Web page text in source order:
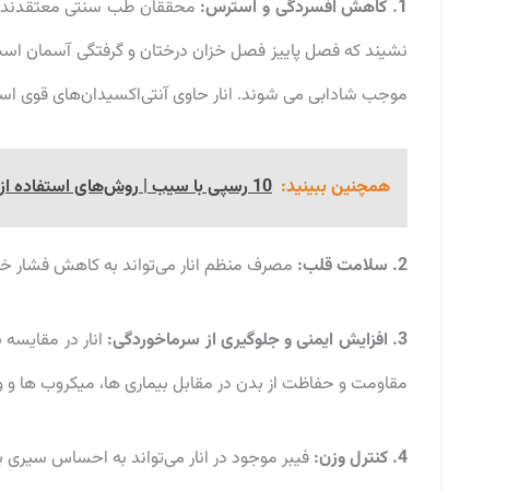
1. کاهش افسردگی و استرس:
محققان طب سنتی معتقدند
نشیند که فصل پاییز فصل خزان درختان و گرفتگی آسمان است
موجب شادابی می شوند. انار حاوی آنتی‌اکسیدان‌های قوی
همچنین ببینید: 10 رسپی با سیب | روش‌های استفاده از سیب در رژیم غذایی
2. سلامت قلب: مصرف منظم انار می‌تواند به کاهش فشار
3. افزایش ایمنی و جلوگیری از سرماخوردگی:
انار در
مقاومت و حفاظت از بدن در مقابل بیماری ها، میکروب ها و
4. کنترل وزن: فیبر موجود در انار می‌تواند به احساس